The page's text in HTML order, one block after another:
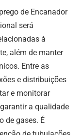
de Encanador
será
à
além de manter
Entre as
e distribuições
e monitorar
a qualidade
de gases. É